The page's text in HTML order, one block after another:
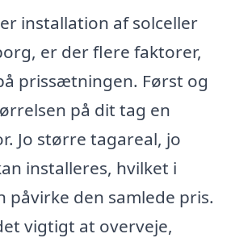
installation af solceller
er der flere faktorer,
prissætningen. Først og
på dit tag en
Jo større tagareal, jo
installeres, hvilket i
påvirke den samlede pris.
vigtigt at overveje,